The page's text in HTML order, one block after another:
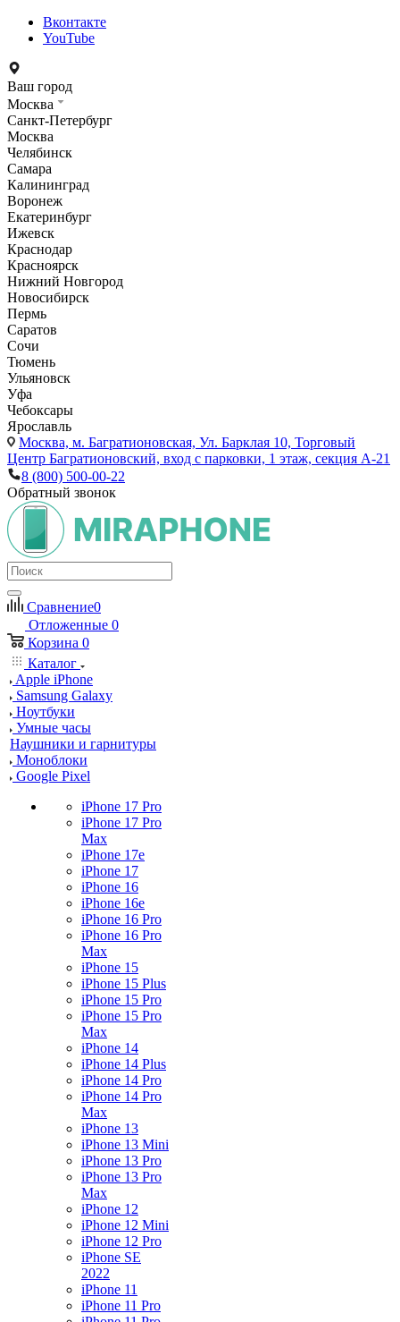
Вконтакте
YouTube
Ваш город
Москва
Санкт-Петербург
Москва
Челябинск
Самара
Калининград
Воронеж
Екатеринбург
Ижевск
Краснодар
Красноярск
Нижний Новгород
Новосибирск
Пермь
Саратов
Сочи
Тюмень
Ульяновск
Уфа
Чебоксары
Ярославль
Москва, м. Багратионовская, Ул. Барклая 10, Торговый
Центр Багратионовский, вход с парковки, 1 этаж, секция А-21
8 (800) 500-00-22
Обратный звонок
Сравнение0
Отложенные 0
Корзина 0
Каталог
Apple iPhone
Samsung Galaxy
Ноутбуки
Умные часы
Наушники и гарнитуры
Моноблоки
Google Pixel
iPhone 17 Pro
iPhone 17 Pro
Max
iPhone 17e
iPhone 17
iPhone 16
iPhone 16e
iPhone 16 Pro
iPhone 16 Pro
Max
iPhone 15
iPhone 15 Plus
iPhone 15 Pro
iPhone 15 Pro
Max
iPhone 14
iPhone 14 Plus
iPhone 14 Pro
iPhone 14 Pro
Max
iPhone 13
iPhone 13 Mini
iPhone 13 Pro
iPhone 13 Pro
Max
iPhone 12
iPhone 12 Mini
iPhone 12 Pro
iPhone SE
2022
iPhone 11
iPhone 11 Pro